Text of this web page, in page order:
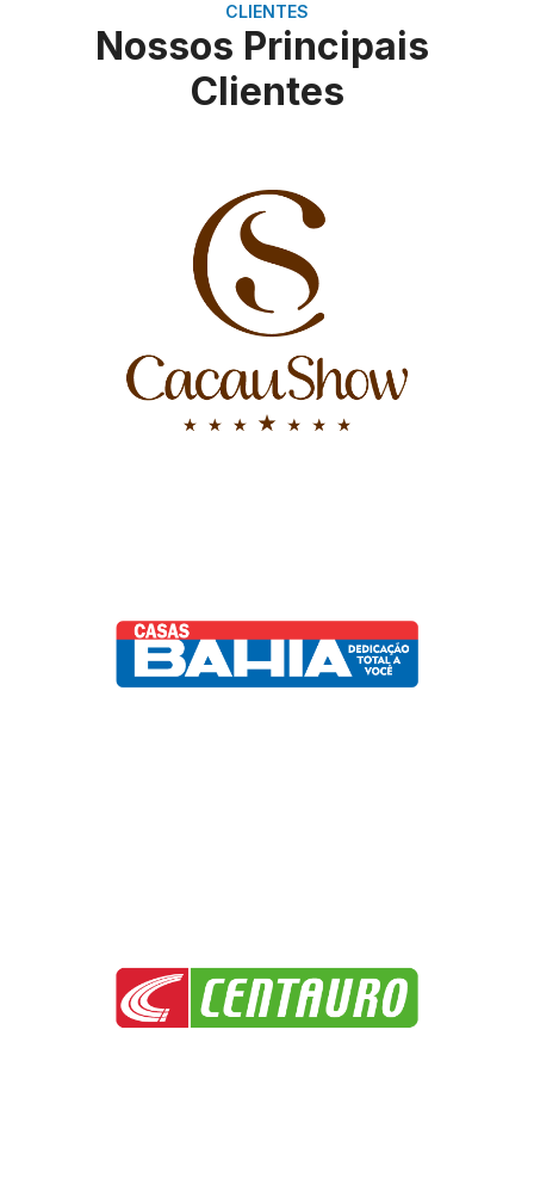
CLIENTES
Nossos Principais
Clientes